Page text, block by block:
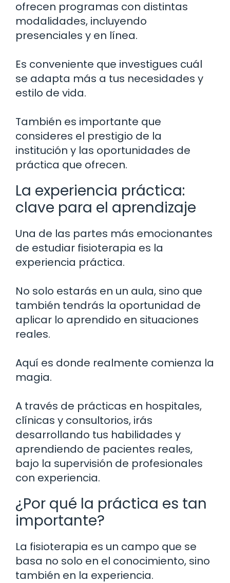
ofrecen programas con distintas
modalidades, incluyendo
presenciales y en línea.
Es conveniente que investigues cuál
se adapta más a tus necesidades y
estilo de vida.
También es importante que
consideres el prestigio de la
institución y las oportunidades de
práctica que ofrecen.
La experiencia práctica:
clave para el aprendizaje
Una de las partes más emocionantes
de estudiar fisioterapia es la
experiencia práctica.
No solo estarás en un aula, sino que
también tendrás la oportunidad de
aplicar lo aprendido en situaciones
reales.
Aquí es donde realmente comienza la
magia.
A través de prácticas en hospitales,
clínicas y consultorios, irás
desarrollando tus habilidades y
aprendiendo de pacientes reales,
bajo la supervisión de profesionales
con experiencia.
¿Por qué la práctica es tan
importante?
La fisioterapia es un campo que se
basa no solo en el conocimiento, sino
también en la experiencia.